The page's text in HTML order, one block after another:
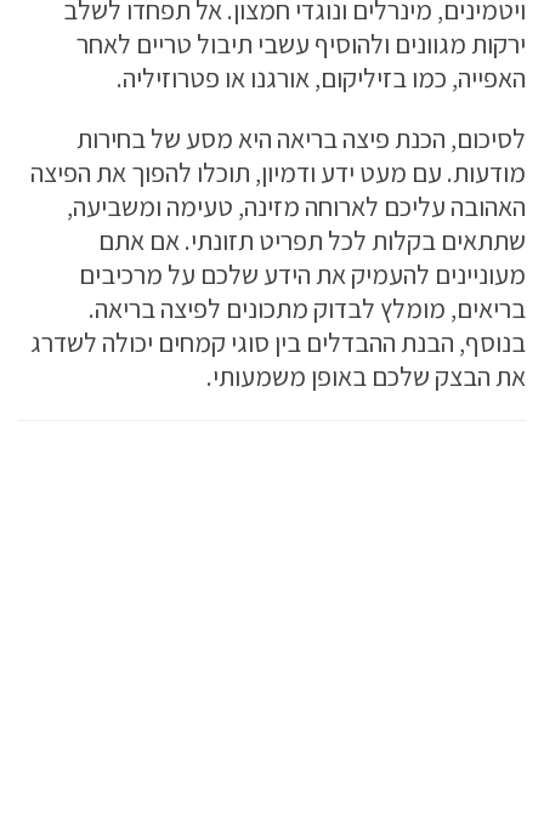
ויטמינים, מינרלים ונוגדי חמצון. אל תפחדו לשלב
ירקות מגוונים ולהוסיף עשבי תיבול טריים לאחר
האפייה, כמו בזיליקום, אורגנו או פטרוזיליה.
לסיכום, הכנת פיצה בריאה היא מסע של בחירות
מודעות. עם מעט ידע ודמיון, תוכלו להפוך את הפיצה
האהובה עליכם לארוחה מזינה, טעימה ומשביעה,
שתתאים בקלות לכל תפריט תזונתי. אם אתם
מעוניינים להעמיק את הידע שלכם על מרכיבים
בריאים, מומלץ לבדוק מתכונים לפיצה בריאה.
בנוסף, הבנת ההבדלים בין סוגי קמחים יכולה לשדרג
את הבצק שלכם באופן משמעותי.